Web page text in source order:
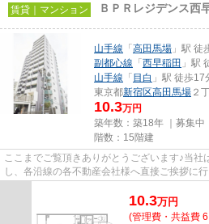
賃貸｜マンション ＢＰＲレジデンス西
山手線 「 高田馬場 」駅 徒
副都心線 「 西早稲田 」駅
山手線 「 目白 」駅 徒歩17
東京都新宿区高田馬場 ２
10.3万円
築年数：築18年 ｜募集中
階数：15階建
ここまでご覧頂きありがとうございます♪当
し、各沿線の各不動産会社様へ直接ご挨拶に
10.3万円
(管理費・共益費